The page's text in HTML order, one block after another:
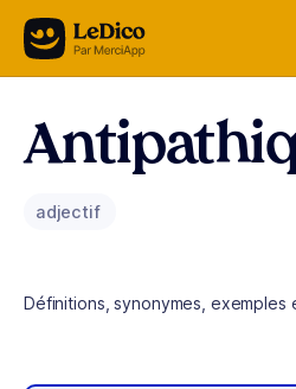
Aller au contenu
adjectif
Définitions, synonymes, exemples